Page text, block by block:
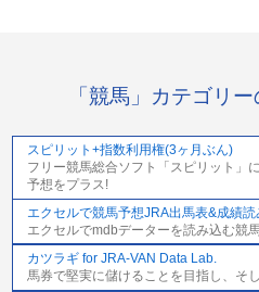
「競馬」カテゴリ
スピリット+指数利用権(3ヶ月ぶん)
フリー競馬総合ソフト「スピリット」
予想をプラス!
エクセルで競馬予想JRA出馬表&成績読
エクセルでmdbデーターを読み込む競
カツラギ for JRA-VAN Data Lab.
馬券で堅実に儲けることを目指し、そ